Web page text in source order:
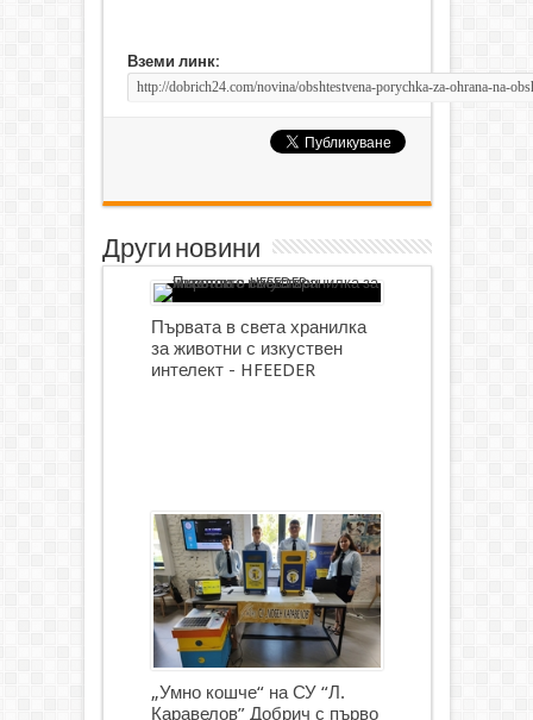
Вземи линк:
Други новини
Първата в света хранилка
за животни с изкуствен
интелект - HFEEDER
„Умно кошче“ на СУ “Л.
Каравелов” Добрич с първо